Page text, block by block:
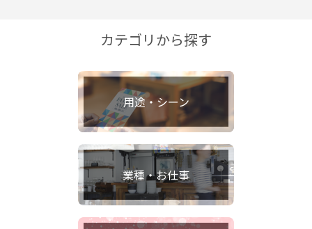
カテゴリから探す
用途・シーン
業種・お仕事